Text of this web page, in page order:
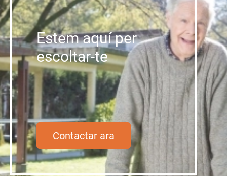
Estem aquí per
escoltar-te
Contactar ara